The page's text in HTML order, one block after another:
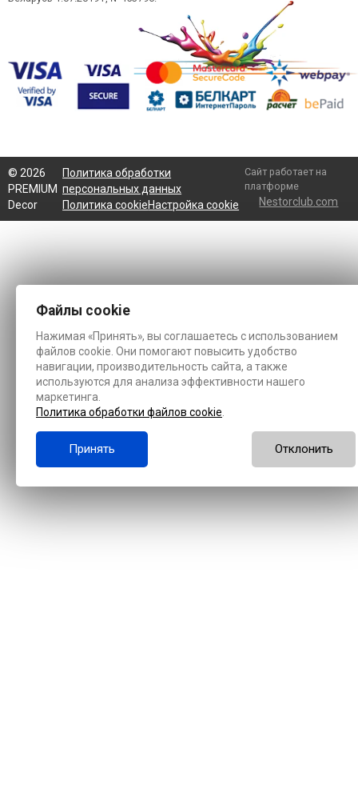
© 2026
PREMIUM
Decor
Политика обработки
персональных данных
Политика cookieНастройка cookie
Сайт работает на
платформе
Nestorclub.com
Файлы cookie
Нажимая «Принять», вы соглашаетесь с использованием
файлов cookie. Они помогают повысить удобство
навигации, производительность сайта, а также
используются для анализа эффективности нашего
маркетинга.
Политика обработки файлов cookie
Принять Отклонить